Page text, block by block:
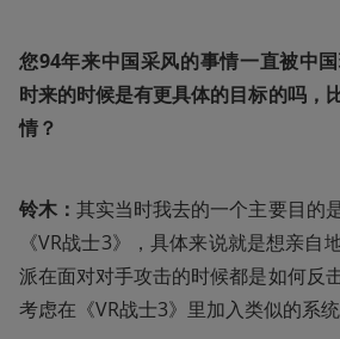
您94年来中国采风的事情一直被中
时来的时候是有更具体的目标的吗，
情？
铃木：其实当时我去的一个主要目的
《VR战士3》，具体来说就是想亲自
派在面对对手攻击的时候都是如何反
考虑在《VR战士3》里加入类似的系统